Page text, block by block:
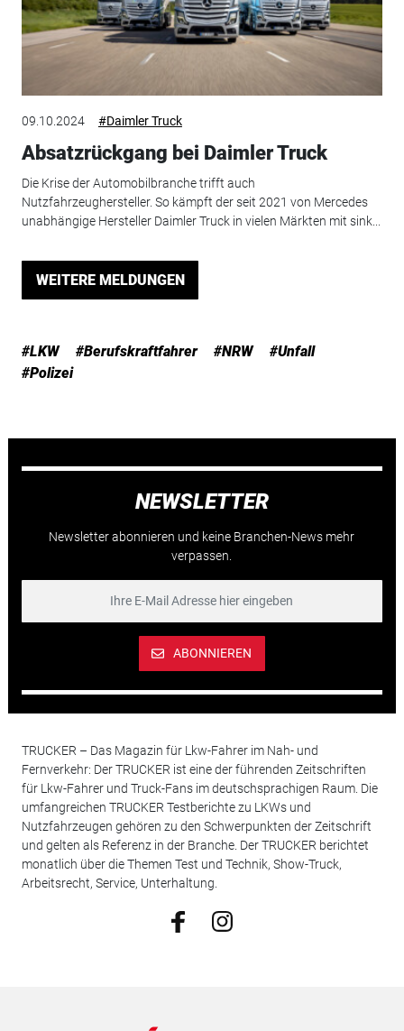
09.10.2024 #Daimler Truck
Absatzrückgang bei Daimler Truck
Die Krise der Automobilbranche trifft auch
Nutzfahrzeughersteller. So kämpft der seit 2021 von Mercedes
unabhängige Hersteller Daimler Truck in vielen Märkten mit sink...
WEITERE MELDUNGEN
#LKW #Berufskraftfahrer #NRW
#Unfall
#Polizei
NEWSLETTER
Newsletter abonnieren und keine Branchen-News mehr
verpassen.
ABONNIEREN
TRUCKER – Das Magazin für Lkw-Fahrer im Nah- und
Fernverkehr: Der TRUCKER ist eine der führenden Zeitschriften
für Lkw-Fahrer und Truck-Fans im deutschsprachigen Raum. Die
umfangreichen TRUCKER Testberichte zu LKWs und
Nutzfahrzeugen gehören zu den Schwerpunkten der Zeitschrift
und gelten als Referenz in der Branche. Der TRUCKER berichtet
monatlich über die Themen Test und Technik, Show-Truck,
Arbeitsrecht, Service, Unterhaltung.